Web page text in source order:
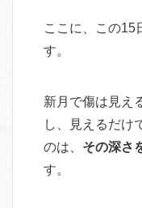
ここに、この15
す。
新月で傷は見え
し、見えるだけ
のは、 その深さ
す。